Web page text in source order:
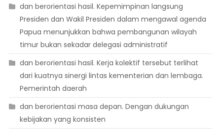
dan berorientasi hasil. Kepemimpinan langsung
Presiden dan Wakil Presiden dalam mengawal agenda
Papua menunjukkan bahwa pembangunan wilayah
timur bukan sekadar delegasi administratif
dan berorientasi hasil. Kerja kolektif tersebut terlihat
dari kuatnya sinergi lintas kementerian dan lembaga.
Pemerintah daerah
dan berorientasi masa depan. Dengan dukungan
kebijakan yang konsisten